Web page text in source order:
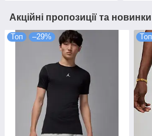
Акційні пропозиції та новинки
Топ –29% Топ